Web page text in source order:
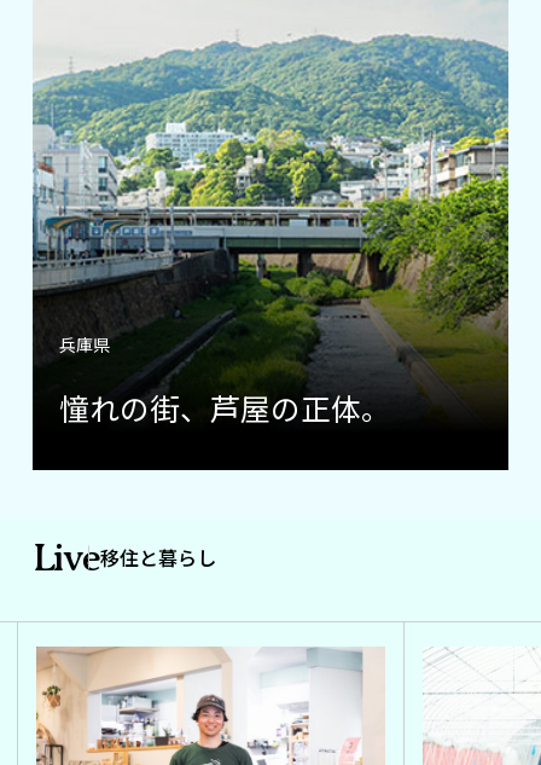
兵庫県
憧れの街、芦屋の正体。
Live移住と暮らし